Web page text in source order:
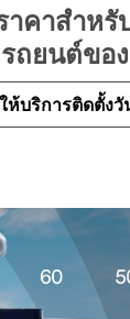
าคาสำหรั
ถยนต์ขอ
ห้บริการติดตั้ง